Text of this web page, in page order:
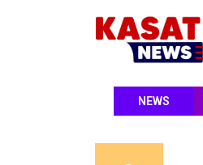
NEWS